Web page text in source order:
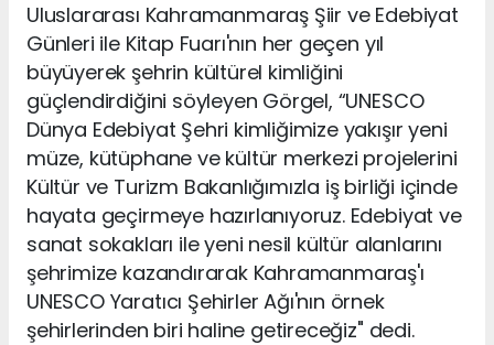
Uluslararası Kahramanmaraş Şiir ve Edebiyat
Günleri ile Kitap Fuarı'nın her geçen yıl
büyüyerek şehrin kültürel kimliğini
güçlendirdiğini söyleyen Görgel, “UNESCO
Dünya Edebiyat Şehri kimliğimize yakışır yeni
müze, kütüphane ve kültür merkezi projelerini
Kültür ve Turizm Bakanlığımızla iş birliği içinde
hayata geçirmeye hazırlanıyoruz. Edebiyat ve
sanat sokakları ile yeni nesil kültür alanlarını
şehrimize kazandırarak Kahramanmaraş'ı
UNESCO Yaratıcı Şehirler Ağı'nın örnek
şehirlerinden biri haline getireceğiz" dedi.